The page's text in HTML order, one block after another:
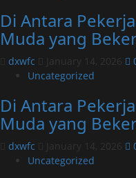
Di Antara
Muda yang
dxwfc January 14, 2026
Uncategorized
Di Antara
Muda yang
dxwfc January 14, 2026
Uncategorized